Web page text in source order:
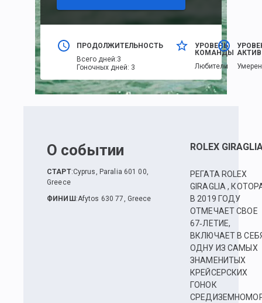
ПРОДОЛЖИТЕЛЬНОСТЬ
Всего дней:3
Гоночных дней: 3
УРОВЕНЬ
КОМАНДЫ
Любители
О событии
СТАРТ:Cyprus, Paralia 601 00,
Greece
ФИНИШ :Afytos 630 77, Greece
ROLEX
РЕГАТА ROLEX
GIRAGLIA ,
В 2019 ГОДУ
ОТМЕЧАЕТ СВОЕ
67‑ЛЕТИЕ,
ВКЛЮЧАЕТ В
ОДНУ ИЗ САМЫХ
ЗНАМЕНИТЫХ
КРЕЙСЕРСКИХ
ГОНОК